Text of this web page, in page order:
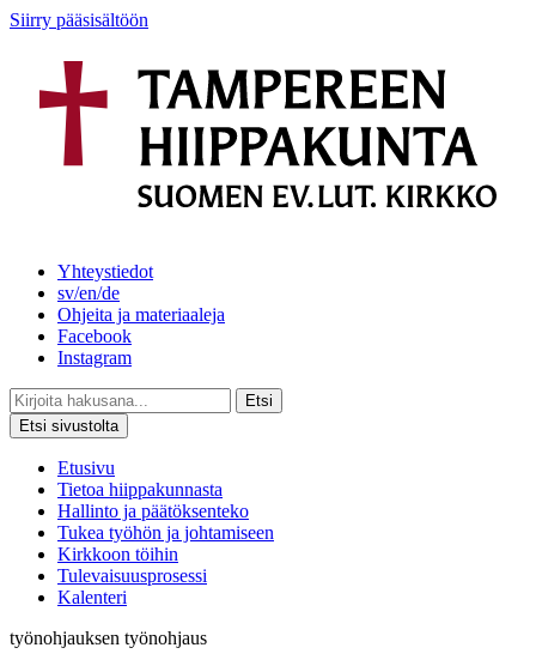
Siirry pääsisältöön
Yhteystiedot
sv/en/de
Ohjeita ja materiaaleja
Facebook
Instagram
Etsi
Etsi sivustolta
Etusivu
Tietoa hiippakunnasta
Hallinto ja päätöksenteko
Tukea työhön ja johtamiseen
Kirkkoon töihin
Tulevaisuusprosessi
Kalenteri
työnohjauksen työnohjaus